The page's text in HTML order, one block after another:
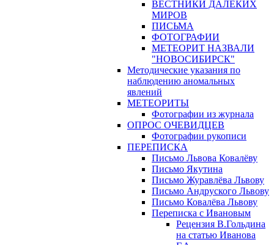
ВЕСТНИКИ ДАЛЕКИХ
МИРОВ
ПИСЬМА
ФОТОГРАФИИ
МЕТЕОРИТ НАЗВАЛИ
"НОВОСИБИРСК"
Методические указания по
наблюдению аномальных
явлений
МЕТЕОРИТЫ
Фотографии из журнала
ОПРОС ОЧЕВИДЦЕВ
Фотографии рукописи
ПЕРЕПИСКА
Письмо Львова Ковалёву
Письмо Якутина
Письмо Журавлёва Львову
Письмо Андруского Львову
Письмо Ковалёва Львову
Переписка с Ивановым
Рецензия В.Гольдина
на статью Иванова